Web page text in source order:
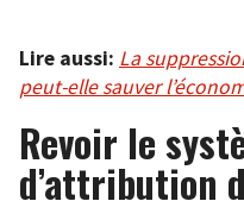
Lire aussi: La
peut-elle sauver
Revoir le
d’attribution